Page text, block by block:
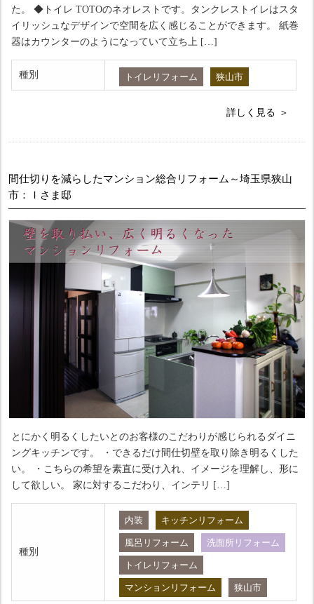
た。 ◆トイレ TOTOのネオレストです。タンクレストイレはスタ
イリッシュなデザインで空間を広く感じることができます。 紙巻
器はカウンターのようになっていて立ち上 […]
種別 トイレリフォーム 狭山市
詳しく見る
間仕切りを減らしたマンション総合リフォーム～埼玉県狭山
市：Ｉさま邸
とにかく明るくしたいとのお客様のこだわりが感じられるダイニ
ングキッチンです。 ・できるだけ間仕切壁を取り除き明るくした
い。 ・こちらの希望を素直に受け入れ、イメージを理解し、形に
して欲しい。 家に対するこだわり、インテリ […]
種別
内装 キッチンリフォーム
風呂リフォーム 洗面所リフォーム
トイレリフォーム
マンションリフォーム 狭山市